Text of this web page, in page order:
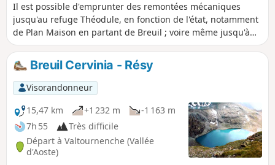
Il est possible d'emprunter des remontées mécaniques
jusqu'au refuge Théodule, en fonction de l'état, notamment
de Plan Maison en partant de Breuil ; voire même jusqu'à
Fornet, pour se rapprocher encore davantage
Breuil Cervinia - Résy
Visorandonneur
15,47 km
+1 232 m
-1 163 m
7h 55
Très difficile
Départ à Valtournenche (Vallée
d'Aoste)